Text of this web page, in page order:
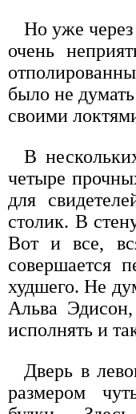
Но уже через
очень
было не
своими
В
четыре
для
столик. В
Вот и все,
совершается
худшего. Не
Альва Эдисон,
исполнять и
Дверь в
размером